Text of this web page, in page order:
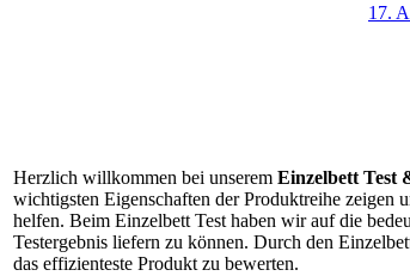
17.
Herzlich willkommen bei unserem Einzelbett Test
wichtigsten Eigenschaften der Produktreihe zeigen
helfen. Beim Einzelbett Test haben wir auf die
Testergebnis liefern zu können. Durch den
das effizienteste Produkt zu bewerten.